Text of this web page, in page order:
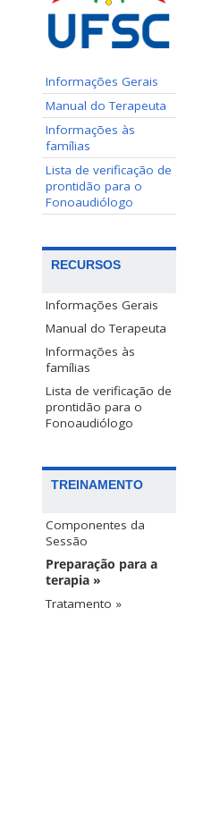
Informações Gerais
Manual do Terapeuta
Informações às
famílias
Lista de verificação de
prontidão para o
Fonoaudiólogo
RECURSOS
Informações Gerais
Manual do Terapeuta
Informações às
famílias
Lista de verificação de
prontidão para o
Fonoaudiólogo
TREINAMENTO
Componentes da
Sessão
Preparação para a
terapia »
Tratamento »